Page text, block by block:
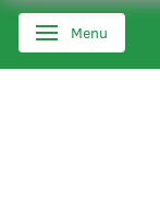
Skifte navigation
Menu